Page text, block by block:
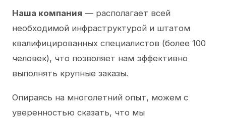
Наша компания — располагает всей
необходимой инфраструктурой и штатом
квалифицированных специалистов (более 100
человек), что позволяет нам эффективно
выполнять крупные заказы.
Опираясь на многолетний опыт, можем с
уверенностью сказать, что мы